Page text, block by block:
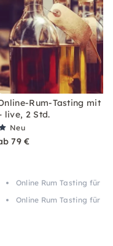
Rum-Tasting mit 6
live, 2 Std.
Neu
79 €
Online Rum Tasting für
Online Rum Tasting für